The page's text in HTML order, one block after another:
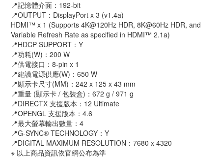
📍記憶體介面：192-bit
📍OUTPUT：DisplayPort x 3 (v1.4a)
HDMI™ x 1 (Supports 4K@120Hz HDR, 8K@60Hz HDR, and
Variable Refresh Rate as specified in HDMI™ 2.1a)
📍HDCP SUPPORT：Y
📍功耗(W)：200 W
📍供電接口：8-pin x 1
📍建議電源供應(W)：650 W
📍顯示卡尺寸(MM)：242 x 125 x 43 mm
📍重量 (顯示卡 / 包裝盒)：672 g / 971 g
📍DIRECTX 支援版本：12 Ultimate
📍OPENGL 支援版本：4.6
📍最大螢幕輸出數量：4
📍G-SYNC® TECHNOLOGY：Y
📍DIGITAL MAXIMUM RESOLUTION：7680 x 4320
※ 以上商品資訊依官網公布為準